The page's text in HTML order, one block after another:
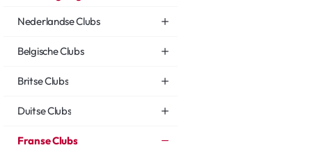
Nederlandse Clubs
Belgische Clubs
Britse Clubs
Duitse Clubs
Franse Clubs